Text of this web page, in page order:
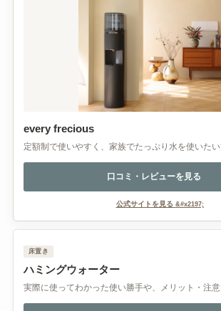
every frecious
定額制で使いやすく、家族でたっぷり水を使いたい
口コミ・レビューを見る
公式サイトを見る
床置き
ハミングウォーター
実際に使ってわかった使い勝手や、メリット・注意